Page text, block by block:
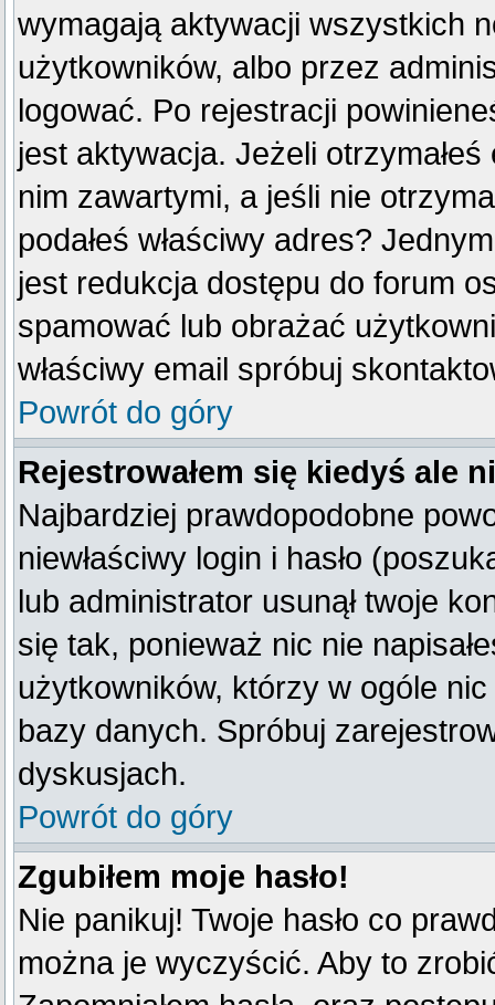
wymagają aktywacji wszystkich
użytkowników, albo przez
logować. Po rejestracji
jest aktywacja. Jeżeli
nim zawartymi, a jeśli nie
podałeś właściwy adres?
jest redukcja dostępu do forum
spamować lub obrażać
właściwy email spróbuj
Powrót do góry
Rejestrowałem się kiedyś ale
Najbardziej prawdopodobne
niewłaściwy login i hasło
lub administrator usunął twoje
się tak, ponieważ nic nie
użytkowników, którzy w ogóle
bazy danych. Spróbuj
dyskusjach.
Powrót do góry
Zgubiłem moje hasło!
Nie panikuj! Twoje hasło co
można je wyczyścić. Aby to